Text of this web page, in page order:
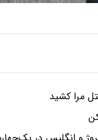
مرا کشید